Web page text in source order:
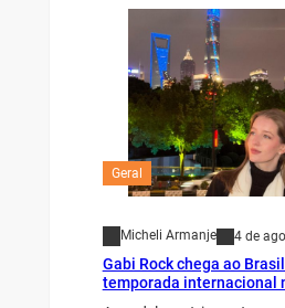
Geral
Micheli Armanje 4 de
Gabi Rock chega ao
temporada internacional